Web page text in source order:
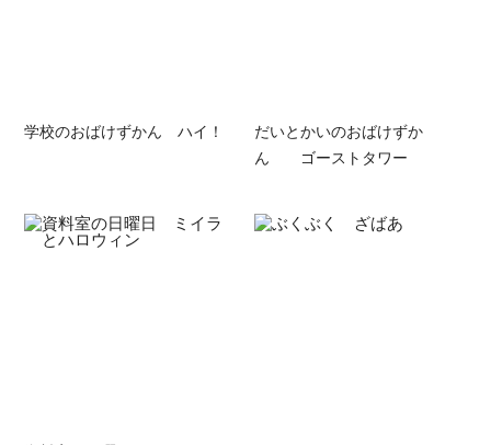
学校のおばけずかん ハイ！
だいとかいのおばけずか
ん ゴーストタワー